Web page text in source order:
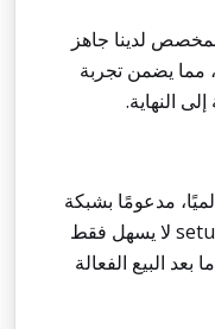
لدينا جاهز
مما يضمن تجربة
النهاية.
مدعومًا بشبكة
لا يسهل فقط
البيع الفعالة